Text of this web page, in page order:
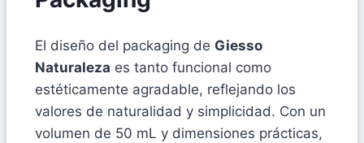
El diseño del packaging de Giesso
Naturaleza es tanto funcional como
estéticamente agradable, reflejando los
valores de naturalidad y simplicidad. Con un
volumen de 50 mL y dimensiones prácticas,